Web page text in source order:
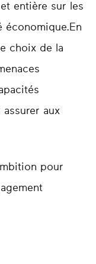
entière sur les
économique.En
choix de la
aux
pour